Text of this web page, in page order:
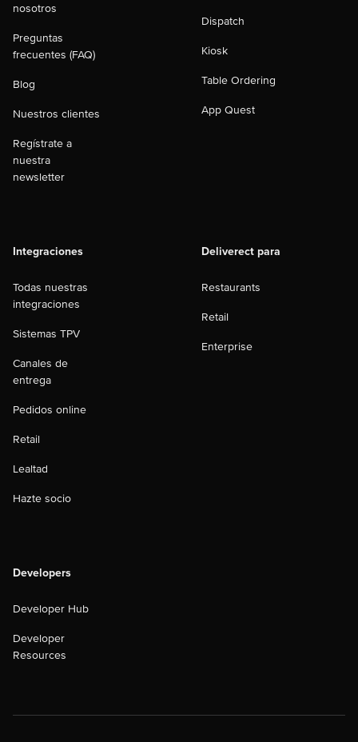
nosotros
Preguntas
frecuentes (FAQ)
Blog
Nuestros clientes
Regístrate a
nuestra
newsletter
Dispatch
Kiosk
Table Ordering
App Quest
Integraciones
Todas nuestras
integraciones
Sistemas TPV
Canales de
entrega
Pedidos online
Retail
Lealtad
Hazte socio
Deliverect para
Restaurants
Retail
Enterprise
Developers
Developer Hub
Developer
Resources